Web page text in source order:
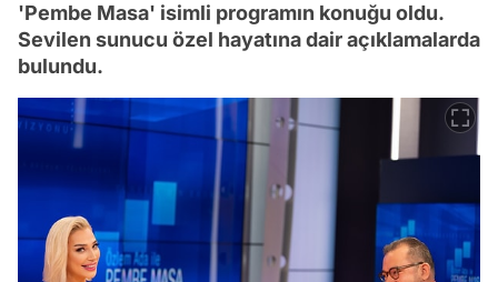
'Pembe Masa' isimli programın konuğu oldu.
Sevilen sunucu özel hayatına dair açıklamalarda
bulundu.